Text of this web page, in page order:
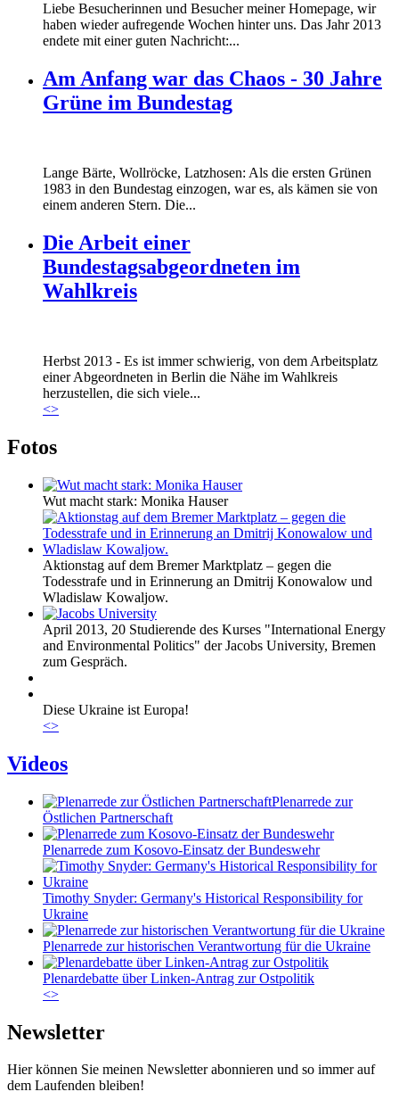
Liebe Besucherinnen und Besucher meiner Homepage, wir
haben wieder aufregende Wochen hinter uns. Das Jahr 2013
endete mit einer guten Nachricht:...
Am Anfang war das Chaos - 30 Jahre
Grüne im Bundestag
Lange Bärte, Wollröcke, Latzhosen: Als die ersten Grünen
1983 in den Bundestag einzogen, war es, als kämen sie von
einem anderen Stern. Die...
Die Arbeit einer
Bundestagsabgeordneten im
Wahlkreis
Marie_und_Wahlkreis.jpg
Marie_und_Wahlkreis.jpg
Herbst 2013 - Es ist immer schwierig, von dem Arbeitsplatz
einer Abgeordneten in Berlin die Nähe im Wahlkreis
herzustellen, die sich viele...
<>
Fotos
Wut macht stark: Monika Hauser
Aktionstag auf dem Bremer Marktplatz – gegen die
Todesstrafe und in Erinnerung an Dmitrij Konowalow und
Wladislaw Kowaljow.
April 2013, 20 Studierende des Kurses "International Energy
and Environmental Politics" der Jacobs University, Bremen
zum Gespräch.
Diese Ukraine ist Europa!
<>
Videos
Plenarrede zur
Östlichen Partnerschaft
Plenarrede zum Kosovo-Einsatz der Bundeswehr
Timothy Snyder: Germany's Historical Responsibility for
Ukraine
Plenarrede zur historischen Verantwortung für die Ukraine
Plenardebatte über Linken-Antrag zur Ostpolitik
<>
Newsletter
Hier können Sie meinen Newsletter abonnieren und so immer auf
dem Laufenden bleiben!